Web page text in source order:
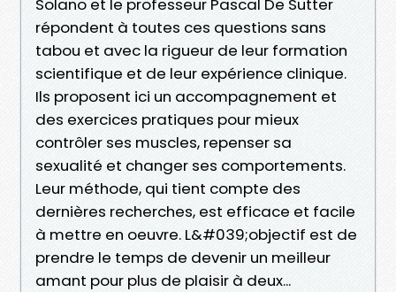
Solano et le professeur Pascal De Sutter
répondent à toutes ces questions sans
tabou et avec la rigueur de leur formation
scientifique et de leur expérience clinique.
Ils proposent ici un accompagnement et
des exercices pratiques pour mieux
contrôler ses muscles, repenser sa
sexualité et changer ses comportements.
Leur méthode, qui tient compte des
dernières recherches, est efficace et facile
à mettre en oeuvre. L&#039;objectif est de
prendre le temps de devenir un meilleur
amant pour plus de plaisir à deux...